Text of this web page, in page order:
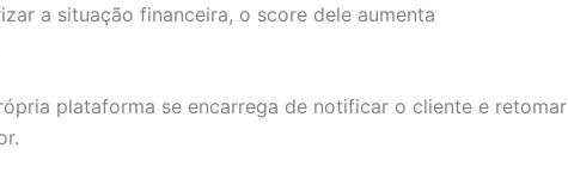
a situação financeira, o score dele aumenta
plataforma se encarrega de notificar o cliente e retomar